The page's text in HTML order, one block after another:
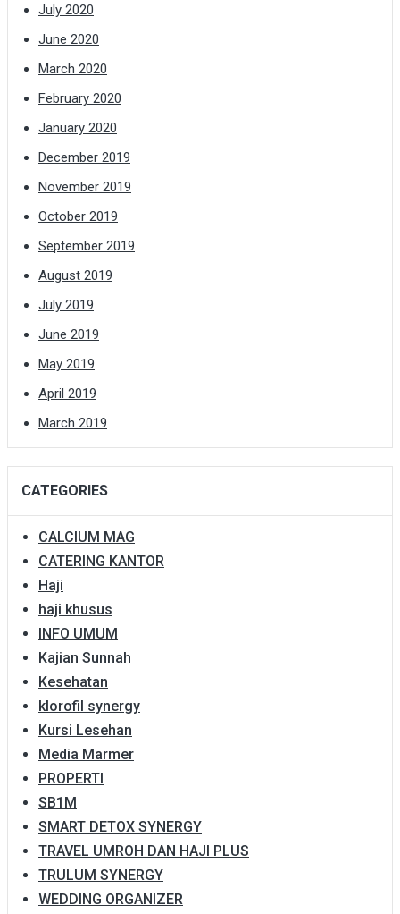
July 2020
June 2020
March 2020
February 2020
January 2020
December 2019
November 2019
October 2019
September 2019
August 2019
July 2019
June 2019
May 2019
April 2019
March 2019
CATEGORIES
CALCIUM MAG
CATERING KANTOR
Haji
haji khusus
INFO UMUM
Kajian Sunnah
Kesehatan
klorofil synergy
Kursi Lesehan
Media Marmer
PROPERTI
SB1M
SMART DETOX SYNERGY
TRAVEL UMROH DAN HAJI PLUS
TRULUM SYNERGY
WEDDING ORGANIZER